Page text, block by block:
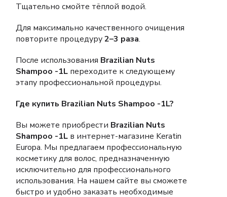
Тщательно смойте тёплой водой.
Для максимально качественного очищения
повторите процедуру2–3 раза.
После использования Brazilian Nuts
Shampoo -1L переходите к следующему
этапу профессиональной процедуры.
Где купить Brazilian Nuts Shampoo -1L?
Вы можете приобрести Brazilian Nuts
Shampoo -1L в интернет-магазине Keratin
Europa. Мы предлагаем профессиональную
косметику для волос, предназначенную
исключительно для профессионального
использования. На нашем сайте вы сможете
быстро и удобно заказать необходимые